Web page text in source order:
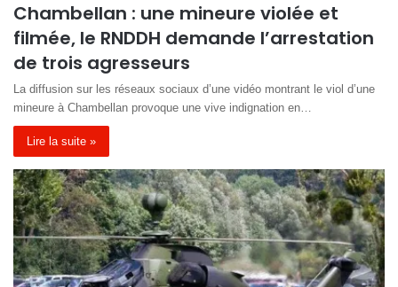
Chambellan : une mineure violée et
filmée, le RNDDH demande l’arrestation
de trois agresseurs
La diffusion sur les réseaux sociaux d’une vidéo montrant le viol d’une
mineure à Chambellan provoque une vive indignation en…
Lire la suite »